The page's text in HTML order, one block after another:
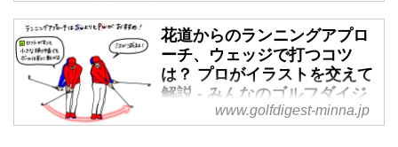
スライスに悩むゴルファーが、カ
ット軌道を直そうとインサイドに
上げることを意識し過ぎると、別
のミスにつながってしまう。どう
改善するのか、ゴルフイラストレ
花道からのランニングアプロ
ーチ、ウェッジで打つコツ
は？ プロがイラストを交えて
解説 - みんなのゴルフダイジ
www.golfdigest-minna.jp